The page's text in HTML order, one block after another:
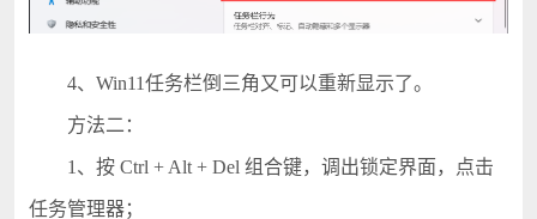
4、Win11任务栏倒三角又可以重新显示了。
方法二：
1、按 Ctrl + Alt + Del 组合键，调出锁定界面，点击
任务管理器；